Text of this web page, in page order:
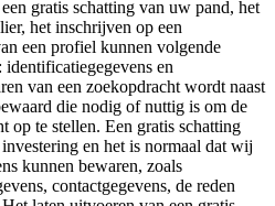
gratis schatting van uw pand, het
het inschrijven op een
een profiel kunnen volgende
en
van een zoekopdracht wordt naast
die nodig of nuttig is om de
op te stellen. Een gratis schatting
en het is normaal dat wij
kunnen bewaren, zoals
contactgegevens, de reden